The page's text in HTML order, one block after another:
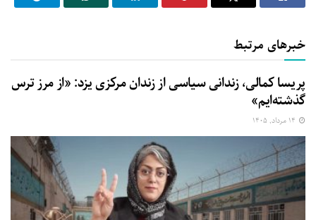
خبرهای مرتبط
پریسا کمالی، زندانی سیاسی از زندان مرکزی یزد: «از مرز ترس
گذشته‌ایم»